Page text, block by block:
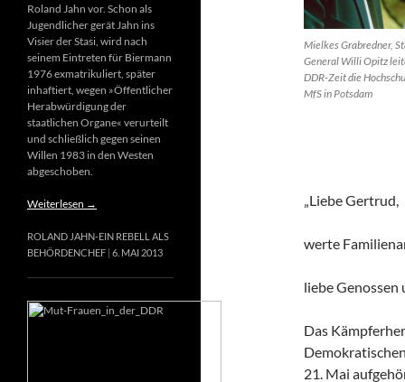
Mielkes Grabredner,
General Willi Opitz
DDR-Zeit die
MfS in Potsdam
„Liebe Gertrud,
werte
liebe Genossen
Das
21. Mai
Roland Jahn vor. Schon als
Jugendlicher gerät Jahn ins
Visier der Stasi, wird nach
seinem Eintreten für Biermann
1976 exmatrikuliert, später
inhaftiert, wegen »Öffentlicher
Herabwürdigung der
staatlichen Organe« verurteilt
und schließlich gegen seinen
Willen 1983 in den Westen
abgeschoben.
Weiterlesen →
ROLAND JAHN-EIN REBELL ALS
BEHÖRDENCHEF 6. MAI 2013